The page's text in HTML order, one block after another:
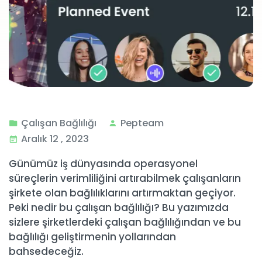
Çalışan Bağlılığı
Pepteam
Aralık 12 , 2023
Günümüz iş dünyasında operasyonel
süreçlerin verimliliğini artırabilmek çalışanların
şirkete olan bağlılıklarını artırmaktan geçiyor.
Peki nedir bu çalışan bağlılığı? Bu yazımızda
sizlere şirketlerdeki çalışan bağlılığından ve bu
bağlılığı geliştirmenin yollarından
bahsedeceğiz.